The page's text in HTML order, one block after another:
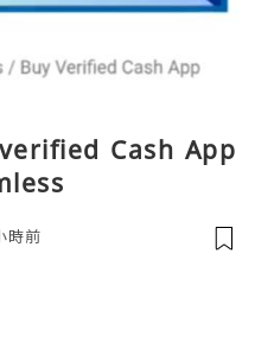
Cash App
時前